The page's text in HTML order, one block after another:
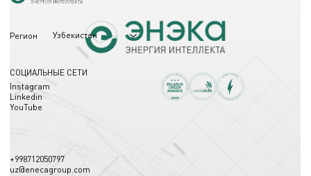
Регион Узбекистан
СОЦИАЛЬНЫЕ СЕТИ
Instagram
Linkedin
YouTube
+998712050797
uz@enecagroup.com